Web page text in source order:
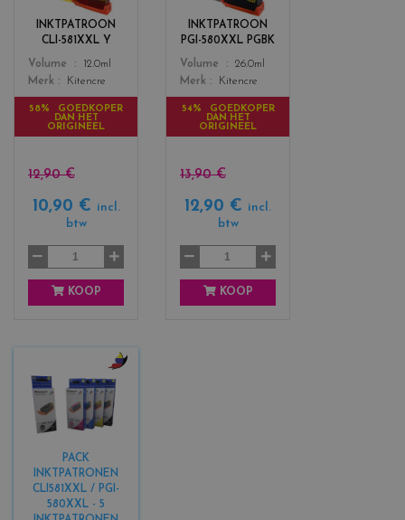
INKTPATROON
CLI-581XXL Y
Color
r
s
y
l
o
Volume
12.0ml
Merk
Kitencre
58% GOEDKOPER
DAN HET
ORIGINEEL
12,90 €
10,90 €
incl.
btw
KOOP
INKTPATROON
PGI-580XXL PGBK
Color
r
s
b
a
k
Volume
26.0ml
Merk
Kitencre
54% GOEDKOPER
DAN HET
ORIGINEEL
13,90 €
12,90 €
incl.
btw
KOOP
PACK
INKTPATRONEN
CLI581XXL / PGI-
580XXL - 5
c
o
l
s
_